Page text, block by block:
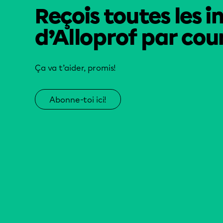
Reçois toutes les
d’Alloprof par
Ça va t’aider, promis!
Abonne-toi ici!